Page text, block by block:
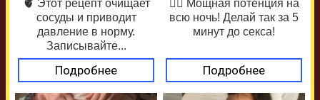
🫀 Этот рецепт очищает
сосуды и приводит
давление в норму.
Записывайте...
Подробнее
❤️‍🔥 Мощная потенция на
всю ночь! Делай так за 5
минут до секса!
Подробнее